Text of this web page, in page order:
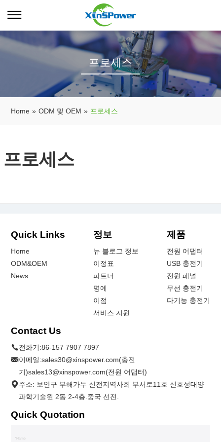
프로세스
Home » ODM 및 OEM » 프로세스
프로세스
Quick Links
Home
ODM&OEM
News
정보
뉴 블로그 정보
이정표
파트너
명예
이점
서비스 지원
제품
전원 어댑터
USB 충전기
전원 패널
무선 충전기
다기능 충전기
Contact Us
전화기:86-157 7907 7897
이메일:sales30@xinspower.com(충전
기)sales13@xinspower.com(전원 어댑터)
주소: 보안구 부해가두 신전지역사회 부서로11호 신호성대양
과학기술원 2동 2-4층.중국 선전.
Quick Quotation